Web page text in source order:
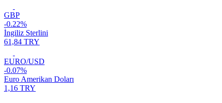
GBP
-0.22%
İngiliz Sterlini
61,84 TRY
EURO/USD
-0.07%
Euro Amerikan Doları
1,16 TRY